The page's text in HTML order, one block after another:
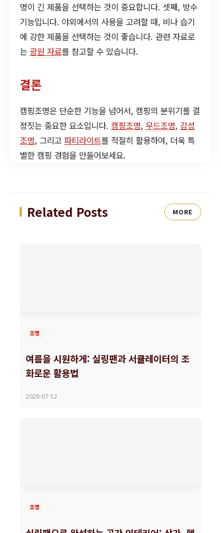
명이 긴 제품을 선택하는 것이 중요합니다. 셋째, 방수
기능입니다. 야외에서의 사용을 고려할 때, 비나 습기
에 강한 제품을 선택하는 것이 좋습니다. 관련 자료로
는 광원 자료를 참고할 수 있습니다.
결론
캠핑조명은 단순한 기능을 넘어서, 캠핑의 분위기를 결
정짓는 중요한 요소입니다. 캠핑조명, 무드조명, 감성
조명, 그리고 파티라이트를 적절히 활용하여, 더욱 특
별한 캠핑 경험을 만들어보세요.
Related Posts MORE
조명
여름을 시원하게: 실링팬과 서큘레이터의 조
화로운 활용법
2026-07-12
조명